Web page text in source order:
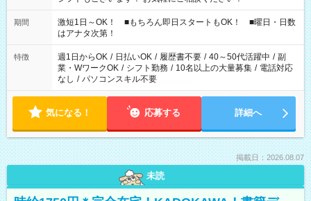
期間
激短1日～OK！ ■もちろん即日スタートもOK！ ■曜日・日数
はアナタ次第！
特徴 週1日からOK / 日払いOK / 履歴書不要 / 40～50代活躍中 / 副
業・WワークOK / シフト勤務 / 10名以上の大量募集 / 電話対応
なし / パソコンスキル不要
気になる！ 応募する 詳細へ
掲載日：2026.08.07
未読